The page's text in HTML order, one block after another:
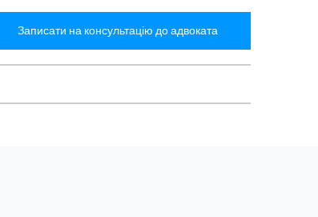
Записати на консультацію до адвоката